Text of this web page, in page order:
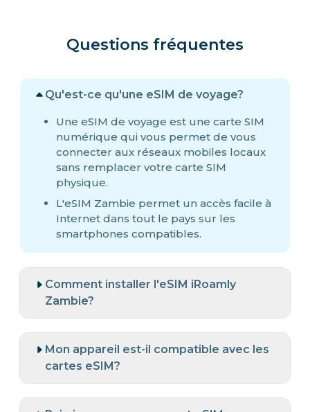
Questions fréquentes
Qu'est-ce qu'une eSIM de voyage?
Une eSIM de voyage est une carte SIM
numérique qui vous permet de vous
connecter aux réseaux mobiles locaux
sans remplacer votre carte SIM
physique.
L'eSIM Zambie permet un accès facile à
Internet dans tout le pays sur les
smartphones compatibles.
Comment installer l'eSIM iRoamly
Zambie?
Mon appareil est-il compatible avec les
cartes eSIM?